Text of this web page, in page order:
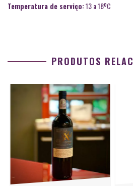
Temperatura de serviço:13 a 18ºC
PRODUTOS